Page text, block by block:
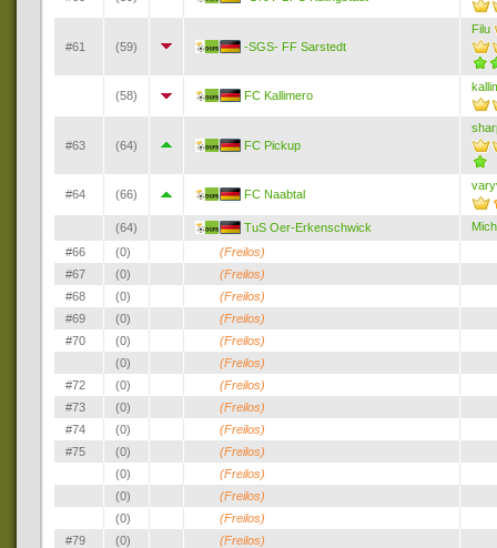
#61 (59) -SGS- FF Sarstedt
Filu
(58) FC Kallimero
#63 (64) FC Pickup
#64 (66) FC Naabtal
(64) TuS Oer-Erkenschwick
#66
(0)
(Freilos)
#67
(0)
(Freilos)
#68
(0)
(Freilos)
#69
(0)
(Freilos)
#70
(0)
(Freilos)
(0)
(Freilos)
#72
(0)
(Freilos)
#73
(0)
(Freilos)
#74
(0)
(Freilos)
#75
(0)
(Freilos)
(0)
(Freilos)
(0)
(Freilos)
(0)
(Freilos)
#79
(0)
(Freilos)